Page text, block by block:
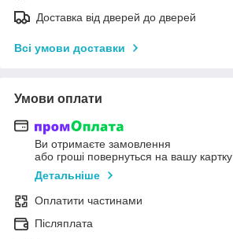
Доставка від дверей до дверей
Всі умови доставки
Умови оплати
Ви отримаєте замовлення
або гроші повернуться на вашу картку
Детальніше
Оплатити частинами
Післяплата